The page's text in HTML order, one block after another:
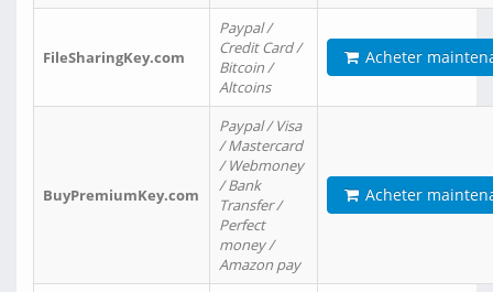
FileSharingKey.com
Paypal /
Credit Card /
Bitcoin /
Altcoins
Acheter
BuyPremiumKey.com
Paypal / Visa
/ Mastercard
/ Webmoney
/ Bank
Transfer /
Perfect
money /
Amazon pay
Acheter